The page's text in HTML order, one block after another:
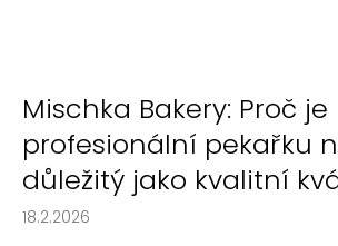
Mischka Bakery: Proč je
profesionální pekařku
důležitý jako kvalitní
18.2.2026